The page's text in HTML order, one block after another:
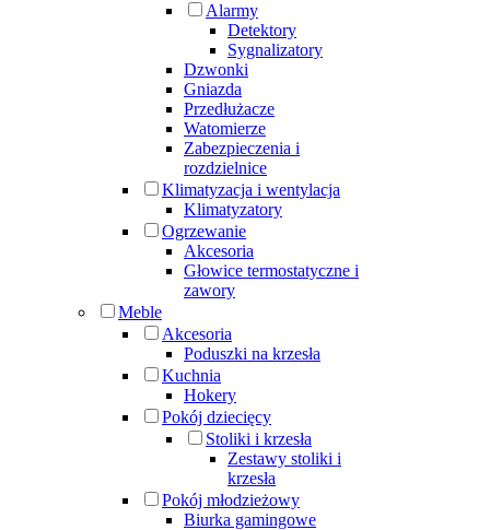
Alarmy
Detektory
Sygnalizatory
Dzwonki
Gniazda
Przedłużacze
Watomierze
Zabezpieczenia i
rozdzielnice
Klimatyzacja i wentylacja
Klimatyzatory
Ogrzewanie
Akcesoria
Głowice termostatyczne i
zawory
Meble
Akcesoria
Poduszki na krzesła
Kuchnia
Hokery
Pokój dziecięcy
Stoliki i krzesła
Zestawy stoliki i
krzesła
Pokój młodzieżowy
Biurka gamingowe